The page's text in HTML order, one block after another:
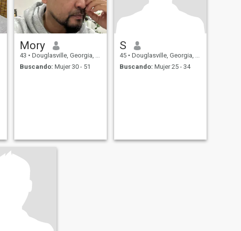
Mory
43 • Douglasville, Georgia, Estados Unidos
Buscando: Mujer 30 - 51
S
45 • Douglasville, Georgia, Estados Unidos
Buscando: Mujer 25 - 34